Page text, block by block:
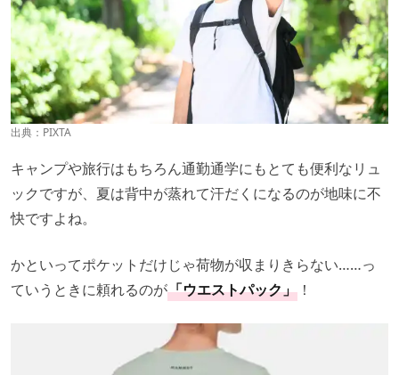
出典：PIXTA
キャンプや旅行はもちろん通勤通学にもとても便利なリュ
ックですが、夏は背中が蒸れて汗だくになるのが地味に不
快ですよね。
かといってポケットだけじゃ荷物が収まりきらない……っ
ていうときに頼れるのが「ウエストパック」 ！